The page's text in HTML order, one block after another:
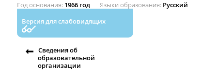
Год основания 1966 год Языки образования Русский
Версия для слабовидящих
Сведения об
образовательной
организации